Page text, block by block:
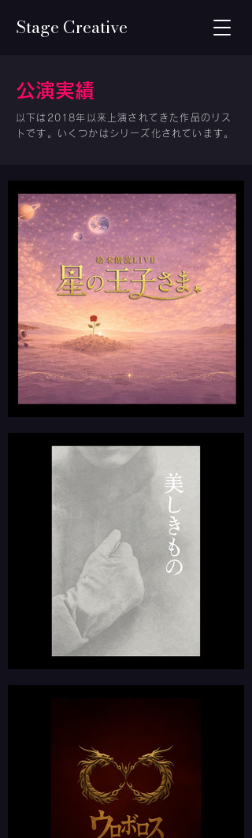
Stage Creative
公演実績
以下は2018年以来上演されてきた作品のリス
トです。いくつかはシリーズ化されています。